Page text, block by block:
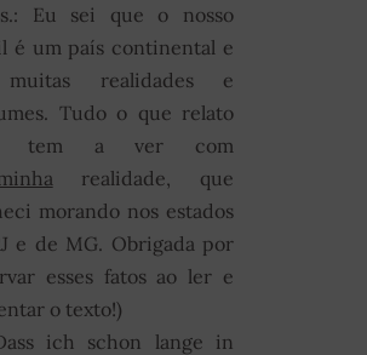
Eu sei que o nosso
é um país continental e
realidades e
Tudo o que relato
tem a ver com
realidade, que
morando nos estados
e de MG. Obrigada por
esses fatos ao ler e
o texto!)
ich schon lange in